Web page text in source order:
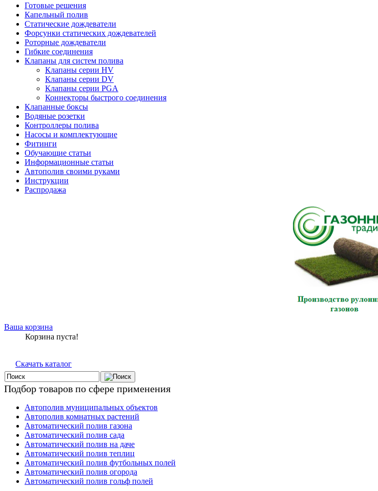
Готовые решения
Капельный полив
Статические дождеватели
Форсунки статических дождевателей
Роторные дождеватели
Гибкие соединения
Клапаны для систем полива
Клапаны серии HV
Клапаны серии DV
Клапаны серии PGA
Коннекторы быстрого соединения
Клапанные боксы
Водяные розетки
Контроллеры полива
Насосы и комплектующие
Фитинги
Обучающие статьи
Информационные статьи
Автополив своими руками
Инструкции
Распродажа
Ваша корзина
Корзина пуста!
Скачать каталог
Подбор товаров по сфере применения
Автополив муниципальных объектов
Автополив комнатных растений
Автоматический полив газона
Автоматический полив сада
Автоматический полив на даче
Автоматический полив теплиц
Автоматический полив футбольных полей
Автоматический полив огорода
Автоматический полив гольф полей